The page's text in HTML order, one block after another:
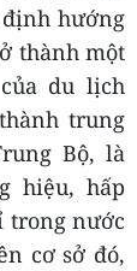
hướng
thành một
du lịch
trung
Bộ, là
hiệu, hấp
trong nước
cơ sở đó,